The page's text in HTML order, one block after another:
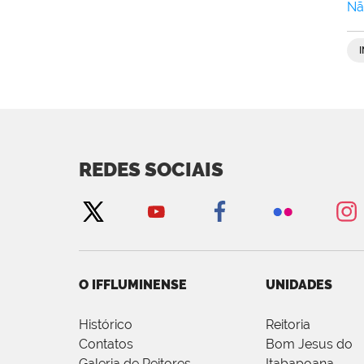
REDES SOCIAIS
O IFFLUMINENSE
Histórico
Contatos
UNIDADES
Reitoria
Bom Jesus do